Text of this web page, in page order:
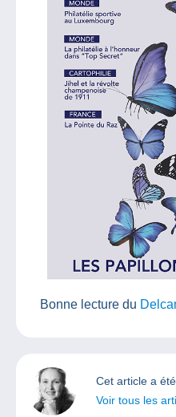
Bonne lecture du
Cet article a
Voir tous les